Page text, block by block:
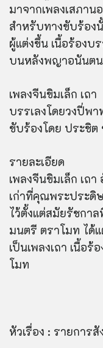
มาจากเพลงเสภาน
สำหรับทางขับร้อง
ผู้แต่งขึ้น เนื้อร้อง
บนหลังพญาอนันตน
เพลงจีนขิมเล็ก เถา
บรรเลงโดยวงปี่พ
ขับร้องโดย ประชิต
รายละเอียด
เพลงจีนขิมเล็ก เถ
เก่าที่คุณพระประดิ
ไว้ตั้งแต่สมัยรัชกา
มนตรี ตราโมท ได้
เป็นเพลงเถา เนื้อ
โมท
หัวเรื่อง : รายการ